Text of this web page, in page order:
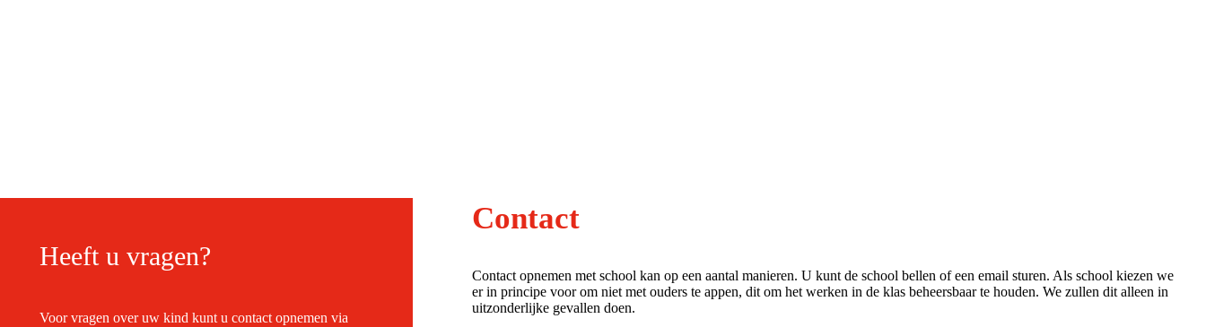
Heeft u vragen?
Voor vragen over uw kind kunt u contact opnemen via
Contact
Contact opnemen met school kan op een aantal manieren. U kunt de school bellen of een email sturen. Als school kiezen we
er in principe voor om niet met ouders te appen, dit om het werken in de klas beheersbaar te houden. We zullen dit alleen in
uitzonderlijke gevallen doen.